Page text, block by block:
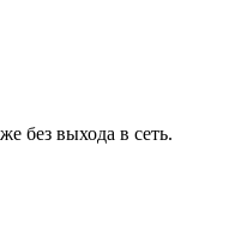
без выхода в сеть.